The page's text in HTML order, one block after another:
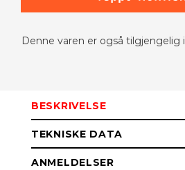
Denne varen er også tilgjengelig i
BESKRIVELSE
TEKNISKE DATA
ANMELDELSER